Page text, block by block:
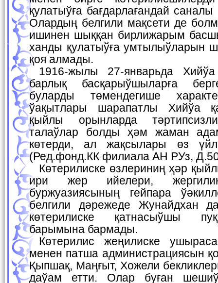
қулатыўға бағдарлағандай
Олардың белгили мақсети де
ишинен шыққан бирлижарым
ханды қулатыўға умтылыўларын
қоя алмады.
1916-жылы 27-январьда Хийўа ханы Исфандияр
барлық басқарыўшыларға
буларды төмендегише
ўақытлары шарапатлы Хийўа
қыйлы орынларда
талаўлар болды ҳәм жаман
көтерди, ал жақсылары өз
(Ред.фонд.КК филиала АН РУз,
Көтерилиске өзлериниң ҳәр қыйлы мәплерин гөзлеп,
ири жер ийелери,
буржуазиясының гейпара
белгили дәрежеде Жунайдхан
көтерилиске қатнасыўшы
барымына бармады.
Көтерилис жеңилиске ушыраса да, Хийўа ханы
менен патша администрациясын
Қыпшақ, Маңғыт, Хожели
даўам етти. Олар буған